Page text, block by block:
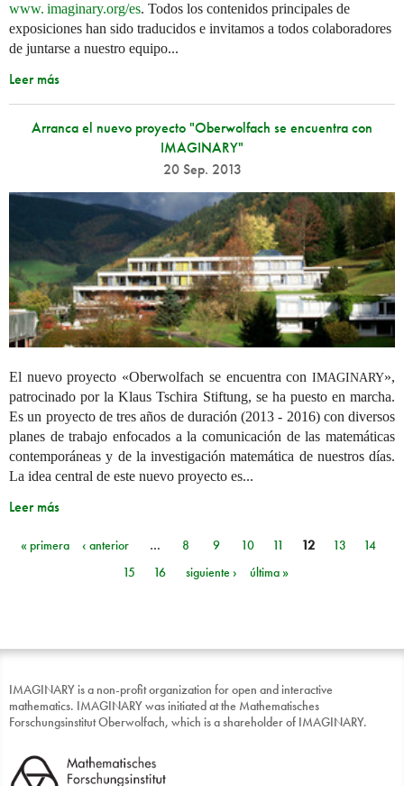
www. imaginary.org/es. Todos los contenidos principales de
exposiciones han sido traducidos e invitamos a todos colaboradores
de juntarse a nuestro equipo...
Leer más
Arranca el nuevo proyecto "Oberwolfach se encuentra con
IMAGINARY"
20 Sep. 2013
El nuevo proyecto «Oberwolfach se encuentra con IMAGINARY»,
patrocinado por la Klaus Tschira Stiftung, se ha puesto en marcha.
Es un proyecto de tres años de duración (2013 - 2016) con diversos
planes de trabajo enfocados a la comunicación de las matemáticas
contemporáneas y de la investigación matemática de nuestros días.
La idea central de este nuevo proyecto es...
Leer más
Páginas
« primera ‹ anterior … 8 9 10 11 12 13
14
15
16 siguiente › última »
IMAGINARY is a non-profit organization for open and interactive
mathematics. IMAGINARY was initiated at the Mathematisches
Forschungsinstitut Oberwolfach, which is a shareholder of IMAGINARY.